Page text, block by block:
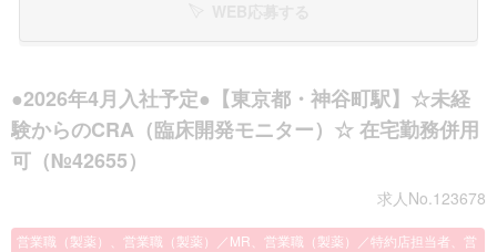
●2026年4月入社予定●【東京都・神谷町駅】☆未経
験からのCRA（臨床開発モニター）☆ 在宅勤務併用
可（№42655）
求人No.123678
営業職（製薬）、営業職（製薬）／MR、営業職（製薬）／特約店担当者、営